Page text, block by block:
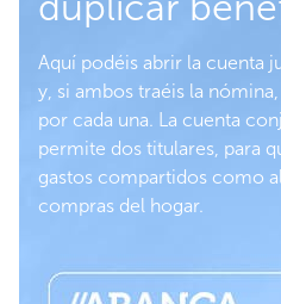
Aquí podéis abrir la cuenta
y, si ambos traéis la
por cada una. La cuenta
permite dos titulares, para
gastos compartidos como
compras del hogar.